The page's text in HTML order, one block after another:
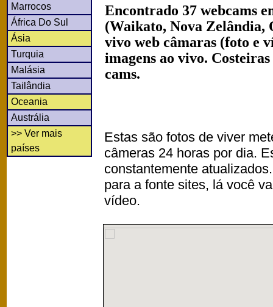
Marrocos
África Do Sul
Ásia
Turquia
Malásia
Tailândia
Oceania
Austrália
>> Ver mais
países
Encontrado 37 webcams
(Waikato, Nova Zelândia,
vivo web câmaras (foto e
imagens ao vivo.
cams.
Estas são fotos de viver
câmeras 24 horas por dia.
constantemente
para a fonte sites, lá você
vídeo.